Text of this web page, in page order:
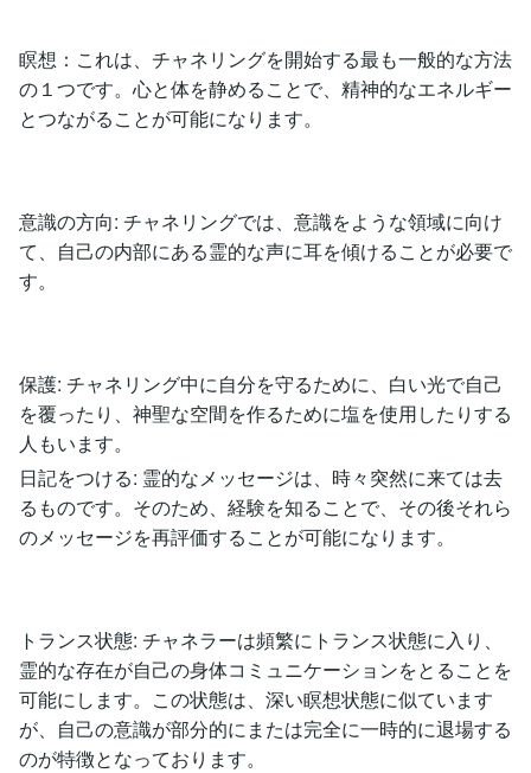
瞑想：これは、チャネリングを開始する最も一般的な方法
の１つです。心と体を静めることで、精神的なエネルギー
とつながることが可能になります。
意識の方向: チャネリングでは、意識をような領域に向け
て、自己の内部にある霊的な声に耳を傾けることが必要で
す。
保護: チャネリング中に自分を守るために、白い光で自己
を覆ったり、神聖な空間を作るために塩を使用したりする
人もいます。
日記をつける: 霊的なメッセージは、時々突然に来ては去
るものです。そのため、経験を知ることで、その後それら
のメッセージを再評価することが可能になります。
トランス状態: チャネラーは頻繁にトランス状態に入り、
霊的な存在が自己の身体コミュニケーションをとることを
可能にします。この状態は、深い瞑想状態に似ています
が、自己の意識が部分的にまたは完全に一時的に退場する
のが特徴となっております。